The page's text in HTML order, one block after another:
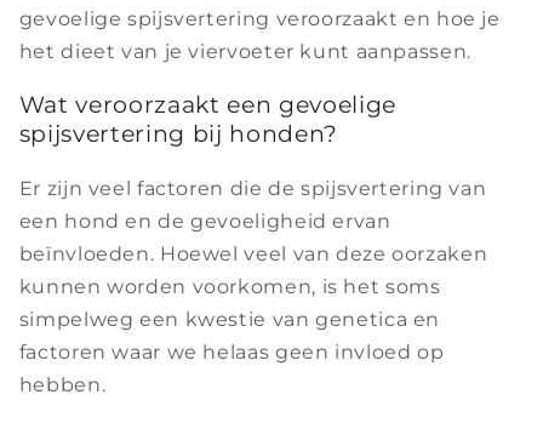
gevoelige spijsvertering veroorzaakt en hoe je
het dieet van je viervoeter kunt aanpassen.
Wat veroorzaakt een gevoelige
spijsvertering bij honden?
Er zijn veel factoren die de spijsvertering van
een hond en de gevoeligheid ervan
beïnvloeden. Hoewel veel van deze oorzaken
kunnen worden voorkomen, is het soms
simpelweg een kwestie van genetica en
factoren waar we helaas geen invloed op
hebben.